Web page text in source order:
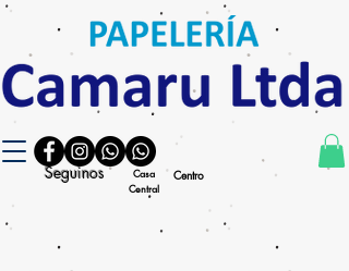
Seguinos Centro
Casa
Central